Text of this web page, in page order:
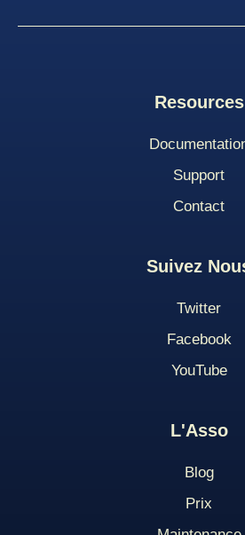
Resources
Support
Contact
Suivez
Twitter
Facebook
YouTube
L'Asso
Blog
PriX